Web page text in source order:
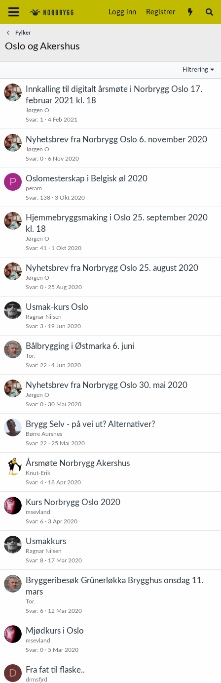
Logg inn Registrer
Fylker
Oslo og Akershus
Filtrering
Innkalling til digitalt årsmøte i Norbrygg Oslo 17.
februar 2021 kl. 18
Jørgen O
Svar 1 4 Feb 2021
Nyhetsbrev fra Norbrygg Oslo 6. november 2020
Jørgen O
Svar 0 6 Nov 2020
P Oslomesterskap i Belgisk øl 2020
peram
Svar 138 3 Okt 2020
Hjemmebryggsmaking i Oslo 25. september 2020
kl. 18
Jørgen O
Svar 41 1 Okt 2020
Nyhetsbrev fra Norbrygg Oslo 25. august 2020
Jørgen O
Svar 0 25 Aug 2020
Usmak-kurs Oslo
Ragnar Nilsen
Svar 3 19 Jun 2020
Bålbrygging i Østmarka 6. juni
Tor.
Svar 22 4 Jun 2020
Nyhetsbrev fra Norbrygg Oslo 30. mai 2020
Jørgen O
Svar 0 30 Mai 2020
Brygg Selv - på vei ut? Alternativer?
Børre Aursnes
Svar 22 25 Mai 2020
Årsmøte Norbrygg Akershus
Knut-Erik
Svar 4 18 Apr 2020
Kurs Norbrygg Oslo 2020
msevland
Svar 6 3 Apr 2020
Usmakkurs
Ragnar Nilsen
Svar 8 17 Mar 2020
Bryggeribesøk Grünerløkka Brygghus onsdag 11.
mars
Tor.
Svar 6 12 Mar 2020
Mjødkurs i Oslo
msevland
Svar 0 5 Mar 2020
D Fra fat til flaske..
drmsfjrd